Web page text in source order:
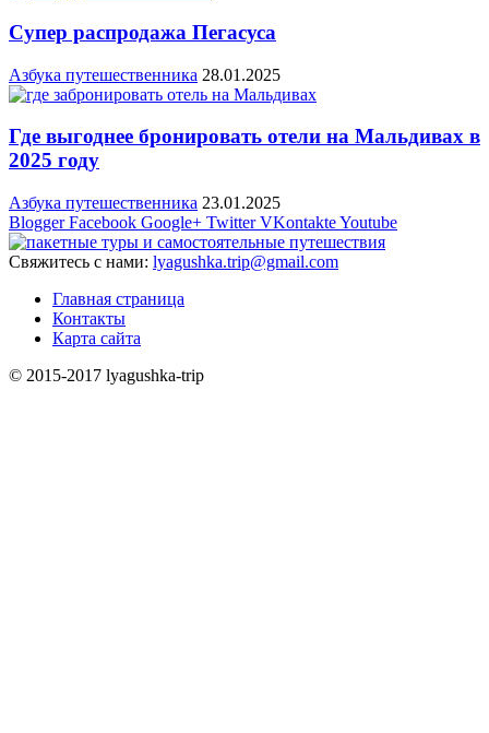
Супер распродажа Пегасуса
Азбука путешественника 28.01.2025
Где выгоднее бронировать отели на Мальдивах в
2025 году
Азбука путешественника 23.01.2025
Blogger Facebook Google+ Twitter VKontakteYoutube
Свяжитесь с нами: lyagushka.trip@gmail.com
Главная страница
Контакты
Карта сайта
© 2015-2017 lyagushka-trip